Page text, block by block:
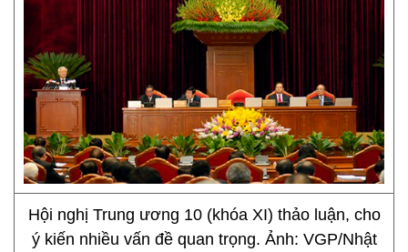
Hội nghị Trung ương 10 (khóa XI) thảo luận, cho
ý kiến nhiều vấn đề quan trọng. Ảnh: VGP/Nhật